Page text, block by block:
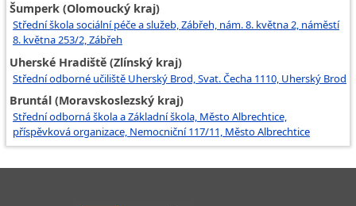
Šumperk (Olomoucký kraj)
Střední škola sociální péče a služeb, Zábřeh, nám. 8. května 2, náměstí
8. května 253/2, Zábřeh
Uherské Hradiště (Zlínský kraj)
Střední odborné učiliště Uherský Brod, Svat. Čecha 1110, Uherský Brod
Bruntál (Moravskoslezský kraj)
Střední odborná škola a Základní škola, Město Albrechtice,
příspěvková organizace, Nemocniční 117/11, Město Albrechtice